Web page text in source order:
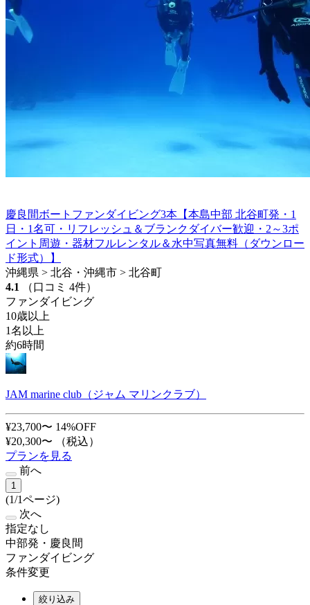
慶良間ボートファンダイビング3本【本島中部 北谷町発・1
日・1名可・リフレッシュ＆ブランクダイバー歓迎・2～3ポ
イント周遊・器材フルレンタル＆水中写真無料（ダウンロー
ド形式）】
沖縄県 > 北谷・沖縄市 > 北谷町
4.1
（口コミ 4件）
ファンダイビング
10歳以上
1名以上
約6時間
JAM marine club（ジャム マリンクラブ）
¥23,700〜 14%OFF
¥20,300〜
（税込）
プランを見る
前へ
1
(1/1ページ)
次へ
指定なし
中部発・慶良間
ファンダイビング
条件変更
絞り込み